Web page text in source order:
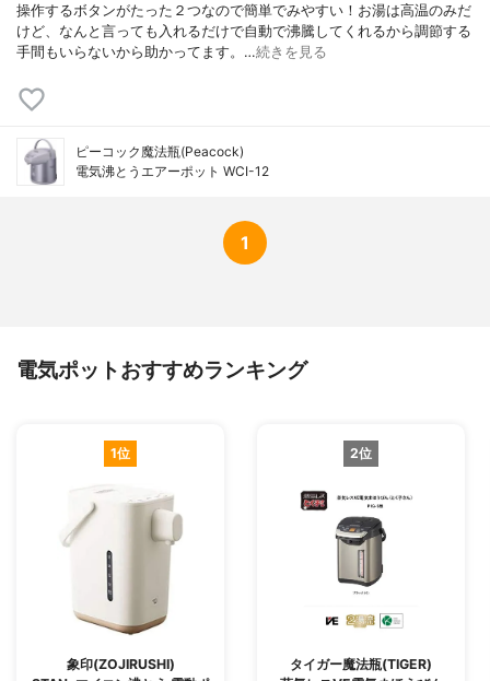
操作するボタンがたった２つなので簡単でみやすい！お湯は高温のみだ
けど、なんと言っても入れるだけで自動で沸騰してくれるから調節する
手間もいらないから助かってます。…続きを見る
ピーコック魔法瓶(Peacock)
電気沸とうエアーポット WCI-12
1
電気ポットおすすめランキング
1位
象印(ZOJIRUSHI)
2位
タイガー魔法瓶(TIGER)